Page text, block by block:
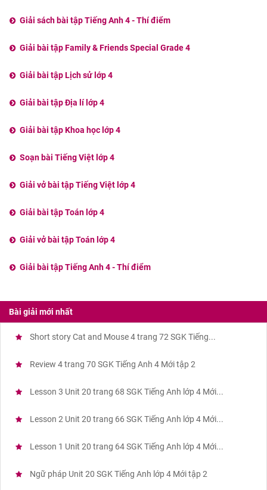
Giải sách bài tập Tiếng Anh 4 - Thí điểm
Giải bài tập Family & Friends Special Grade 4
Giải bài tập Lịch sử lớp 4
Giải bài tập Địa lí lớp 4
Giải bài tập Khoa học lớp 4
Soạn bài Tiếng Việt lớp 4
Giải vở bài tập Tiếng Việt lớp 4
Giải bài tập Toán lớp 4
Giải vở bài tập Toán lớp 4
Giải bài tập Tiếng Anh 4 - Thí điểm
Bài giải mới nhất
Short story Cat and Mouse 4 trang 72 SGK Tiếng...
Review 4 trang 70 SGK Tiếng Anh 4 Mới tập 2
Lesson 3 Unit 20 trang 68 SGK Tiếng Anh lớp 4 Mới...
Lesson 2 Unit 20 trang 66 SGK Tiếng Anh lớp 4 Mới...
Lesson 1 Unit 20 trang 64 SGK Tiếng Anh lớp 4 Mới...
Ngữ pháp Unit 20 SGK Tiếng Anh lớp 4 Mới tập 2